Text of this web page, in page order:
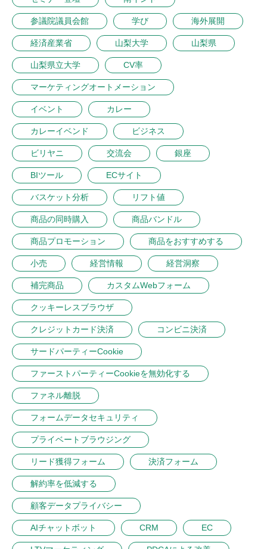
参議院議員会館 学び 海外展開
経済産業省 山梨大学 山梨県
山梨県立大学 CV率
マーケティングオートメーション
イベント カレー
カレーイベンド ビジネス
ビリヤニ 交流会 銀座
BIツール ECサイト
バスケット分析 リフト値
商品の同時購入 商品バンドル
商品プロモーション 商品をおすすめする
小売 経営情報 経営洞察
補完商品 カスタムWebフォーム
クッキーレスブラウザ
クレジットカード決済 コンビニ決済
サードパーティーCookie
ファーストパーティーCookieを無効化する
ファネル離脱
フォームデータセキュリティ
プライベートブラウジング
リード獲得フォーム 決済フォーム
解約率を低減する
顧客データプライバシー
AIチャットボット CRM EC